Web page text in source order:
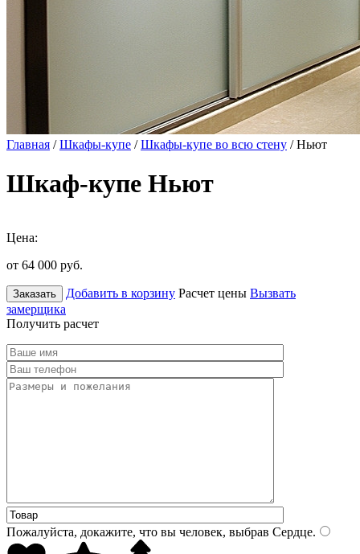
Главная /Шкафы-купе /Шкафы-купе во всю стену / Ньют
Шкаф-купе Ньют
Цена:
от 64 000 руб.
Заказать Добавить в корзину Расчет цены Вызвать
замерщика
Получить расчет
Пожалуйста, докажите, что вы человек, выбрав Сердце.